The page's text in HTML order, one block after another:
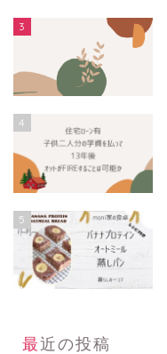
3
4
5
最近の投稿